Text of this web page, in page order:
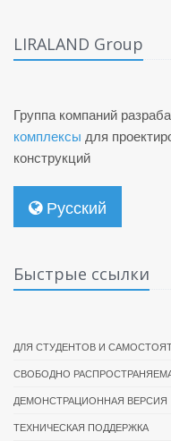
LIRALAND Group
Группа компаний
комплексы для
конструкций
Русский
Быстрые ссылки
ДЛЯ СТУДЕНТОВ И
СВОБОДНО
ДЕМОНСТРАЦИОННАЯ ВЕРСИЯ
ТЕХНИЧЕСКАЯ ПОДДЕРЖКА